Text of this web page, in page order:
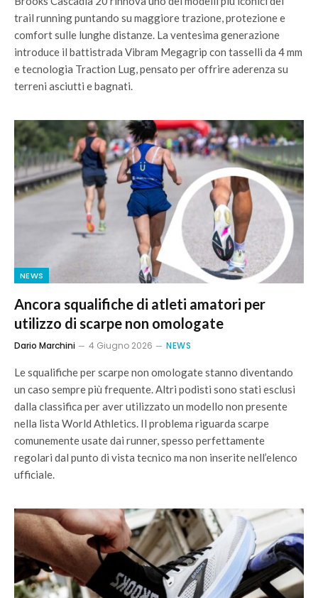
trail running puntando su maggiore trazione, protezione e
comfort sulle lunghe distanze. La ventesima generazione
introduce il battistrada Vibram Megagrip con tasselli da 4 mm
e tecnologia Traction Lug, pensato per offrire aderenza su
terreni asciutti e bagnati.
NEWS
Ancora squalifiche di atleti amatori per
utilizzo di scarpe non omologate
Dario Marchini 4 Giugno 2026 NEWS
Le squalifiche per scarpe non omologate stanno diventando
un caso sempre più frequente. Altri podisti sono stati esclusi
dalla classifica per aver utilizzato un modello non presente
nella lista World Athletics. Il problema riguarda scarpe
comunemente usate dai runner, spesso perfettamente
regolari dal punto di vista tecnico ma non inserite nell’elenco
ufficiale.